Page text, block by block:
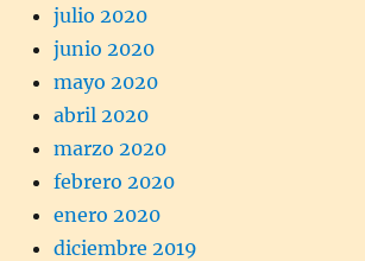
julio 2020
junio 2020
mayo 2020
abril 2020
marzo 2020
febrero 2020
enero 2020
diciembre 2019